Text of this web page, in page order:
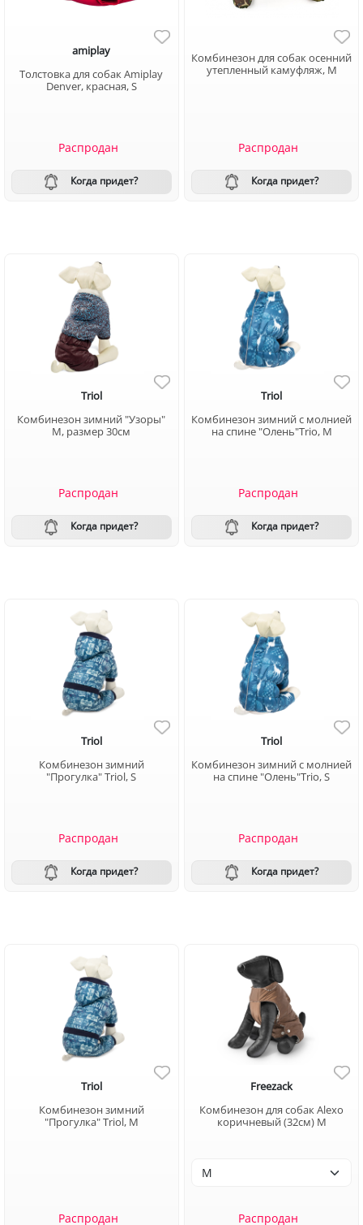
amiplay
Толстовка для собак Amiplay
Denver, красная, S
Распродан
Когда придет?
Комбинезон для собак осенний
утепленный камуфляж, M
Распродан
Когда придет?
Triol
Комбинезон зимний "Узоры"
M, размер 30см
Распродан
Когда придет?
Triol
Комбинезон зимний с молнией
на спине "Олень"Trio, M
Распродан
Когда придет?
Triol
Комбинезон зимний
"Прогулка" Triol, S
Распродан
Когда придет?
Triol
Комбинезон зимний с молнией
на спине "Олень"Trio, S
Распродан
Когда придет?
Triol
Комбинезон зимний
"Прогулка" Triol, M
Распродан
Freezack
Комбинезон для собак Alexo
коричневый (32см) M
Распродан